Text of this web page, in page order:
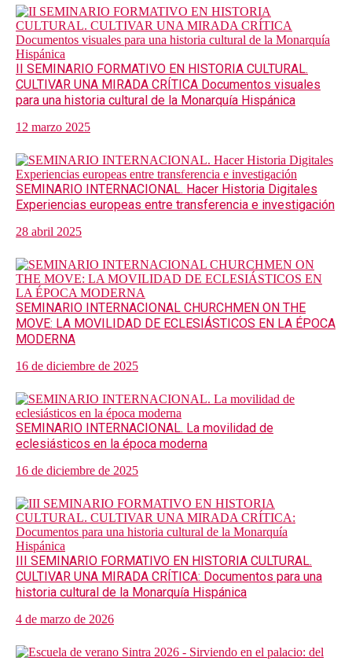
II SEMINARIO FORMATIVO EN HISTORIA CULTURAL.
CULTIVAR UNA MIRADA CRÍTICA Documentos visuales
para una historia cultural de la Monarquía Hispánica
12 marzo 2025
SEMINARIO INTERNACIONAL. Hacer Historia Digitales
Experiencias europeas entre transferencia e investigación
28 abril 2025
SEMINARIO INTERNACIONAL CHURCHMEN ON THE
MOVE: LA MOVILIDAD DE ECLESIÁSTICOS EN LA ÉPOCA
MODERNA
16 de diciembre de 2025
SEMINARIO INTERNACIONAL. La movilidad de
eclesiásticos en la época moderna
16 de diciembre de 2025
III SEMINARIO FORMATIVO EN HISTORIA CULTURAL.
CULTIVAR UNA MIRADA CRÍTICA: Documentos para una
historia cultural de la Monarquía Hispánica
4 de marzo de 2026